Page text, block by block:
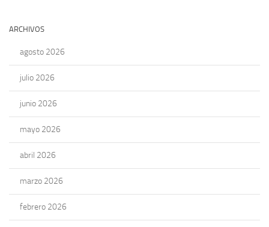
ARCHIVOS
agosto 2026
julio 2026
junio 2026
mayo 2026
abril 2026
marzo 2026
febrero 2026